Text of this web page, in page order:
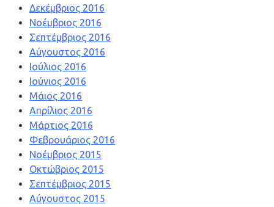
Δεκέμβριος 2016
Νοέμβριος 2016
Σεπτέμβριος 2016
Αύγουστος 2016
Ιούλιος 2016
Ιούνιος 2016
Μάιος 2016
Απρίλιος 2016
Μάρτιος 2016
Φεβρουάριος 2016
Νοέμβριος 2015
Οκτώβριος 2015
Σεπτέμβριος 2015
Αύγουστος 2015